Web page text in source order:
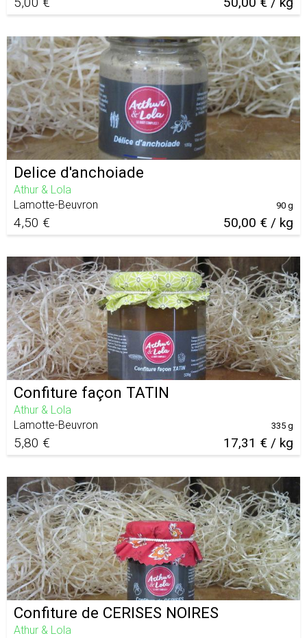
Delice d'anchoiade
Athur & Lola
Lamotte-Beuvron
4,50 € 50,00 € / kg
90 g
Confiture façon TATIN
Athur & Lola
Lamotte-Beuvron
5,80 € 17,31 € / kg
335 g
Confiture de CERISES NOIRES
Athur & Lola